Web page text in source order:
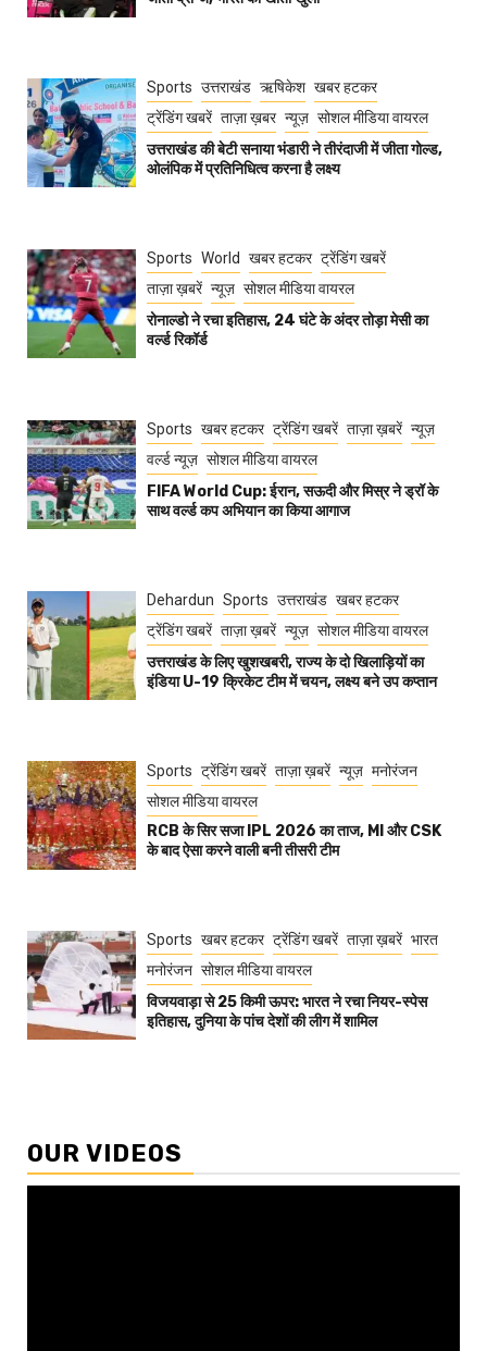
Sports उत्तराखंड ऋषिकेश खबर हटकर
ट्रेंडिंग खबरें ताज़ा ख़बर न्यूज़ सोशल मीडिया वायरल
उत्तराखंड की बेटी सनाया भंडारी ने तीरंदाजी में जीता गोल्ड,
ओलंपिक में प्रतिनिधित्व करना है लक्ष्य
Sports World खबर हटकर ट्रेंडिंग खबरें
ताज़ा ख़बरें न्यूज़ सोशल मीडिया वायरल
रोनाल्डो ने रचा इतिहास, 24 घंटे के अंदर तोड़ा मेसी का
वर्ल्ड रिकॉर्ड
Sports खबर हटकर ट्रेंडिंग खबरें ताज़ा ख़बरें न्यूज़
वर्ल्ड न्यूज़ सोशल मीडिया वायरल
FIFA World Cup: ईरान, सऊदी और मिस्र ने ड्रॉ के
साथ वर्ल्ड कप अभियान का किया आगाज
Dehardun Sports उत्तराखंड खबर हटकर
ट्रेंडिंग खबरें ताज़ा ख़बरें न्यूज़ सोशल मीडिया वायरल
उत्तराखंड के लिए खुशखबरी, राज्य के दो खिलाड़ियों का
इंडिया U-19 क्रिकेट टीम में चयन, लक्ष्य बने उप कप्तान
Sports ट्रेंडिंग खबरें ताज़ा ख़बरें न्यूज़ मनोरंजन
सोशल मीडिया वायरल
RCB के सिर सजा IPL 2026 का ताज, MI और CSK
के बाद ऐसा करने वाली बनी तीसरी टीम
Sports खबर हटकर ट्रेंडिंग खबरें ताज़ा ख़बरें भारत
मनोरंजन सोशल मीडिया वायरल
विजयवाड़ा से 25 किमी ऊपर: भारत ने रचा नियर-स्पेस
इतिहास, दुनिया के पांच देशों की लीग में शामिल
OUR VIDEOS